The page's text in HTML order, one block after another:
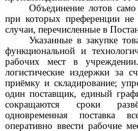
Объединение лотов
при которых преференции
случаи, перечисленные в
Указанные в закупке
функциональной и
рабочих мест в
логистические издержки за
приёмку и складирование;
один поставщик, единый
сокращаются сроки
одновременная поставка
оперативно ввести рабочие